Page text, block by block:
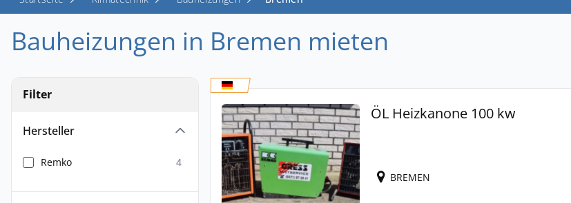
Bauheizungen in Bremen mieten
Filter
Hersteller
Remko 4
ÖL Heizkanone 100 kw
BREMEN